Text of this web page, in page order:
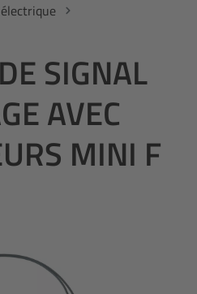
SIGNAL
AVEC
MINI F